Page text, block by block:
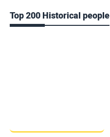
Top 200 Historical people